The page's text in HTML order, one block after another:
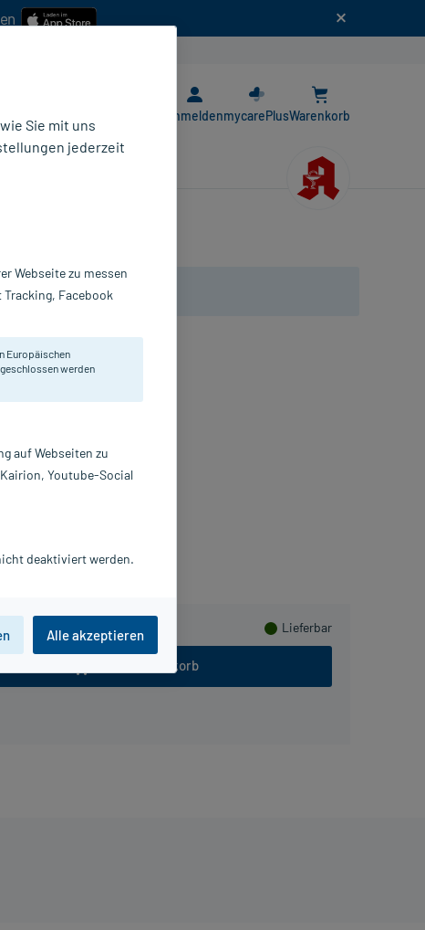
AnmeldenmycarePlusWarenkorb
Lieferbar
In den Warenkorb
Trockene Auge.
Augentropfen
VISUfarma B.V.
Beipackzettel als PDF
Sie mit uns
jederzeit
Webseite zu messen
Facebook
Europäischen
werden
auf Webseiten zu
Youtube-Social
deaktiviert werden.
Alle akzeptieren